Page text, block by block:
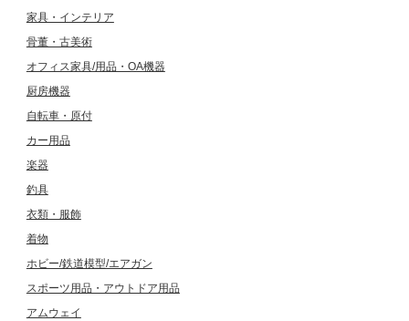
家具・インテリア
骨董・古美術
オフィス家具/用品・OA機器
厨房機器
自転車・原付
カー用品
楽器
釣具
衣類・服飾
着物
ホビー/鉄道模型/エアガン
スポーツ用品・アウトドア用品
アムウェイ